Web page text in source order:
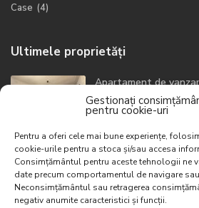
Gestionați
pentru cookie-uri
Pentru a oferi cele mai bune experiențe,
cookie-urile pentru a stoca și/sau accesa
Consimțământul pentru aceste tehnologii ne
date precum comportamentul de navigare
Neconsimțământul sau retragerea
negativ anumite caracteristici și funcții.
Case (4)
Ultimele proprietăți
Apartament de
Zo...
149700 €
Apartament 3
840 €
Apartament 2 camere ,